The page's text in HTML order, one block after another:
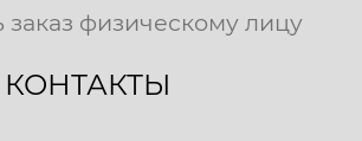
заказ физическому лицу
КОНТАКТЫ